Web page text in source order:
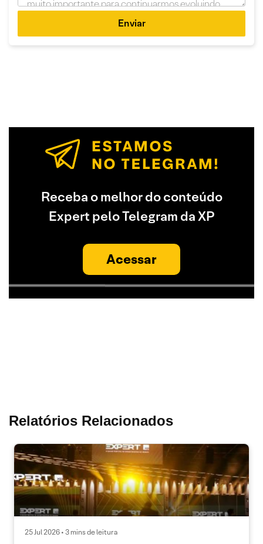
Enviar
Receba o melhor do conteúdo
Expert pelo Telegram da XP
Acessar
Relatórios Relacionados
25 Jul 2026 • 3 mins de leitura